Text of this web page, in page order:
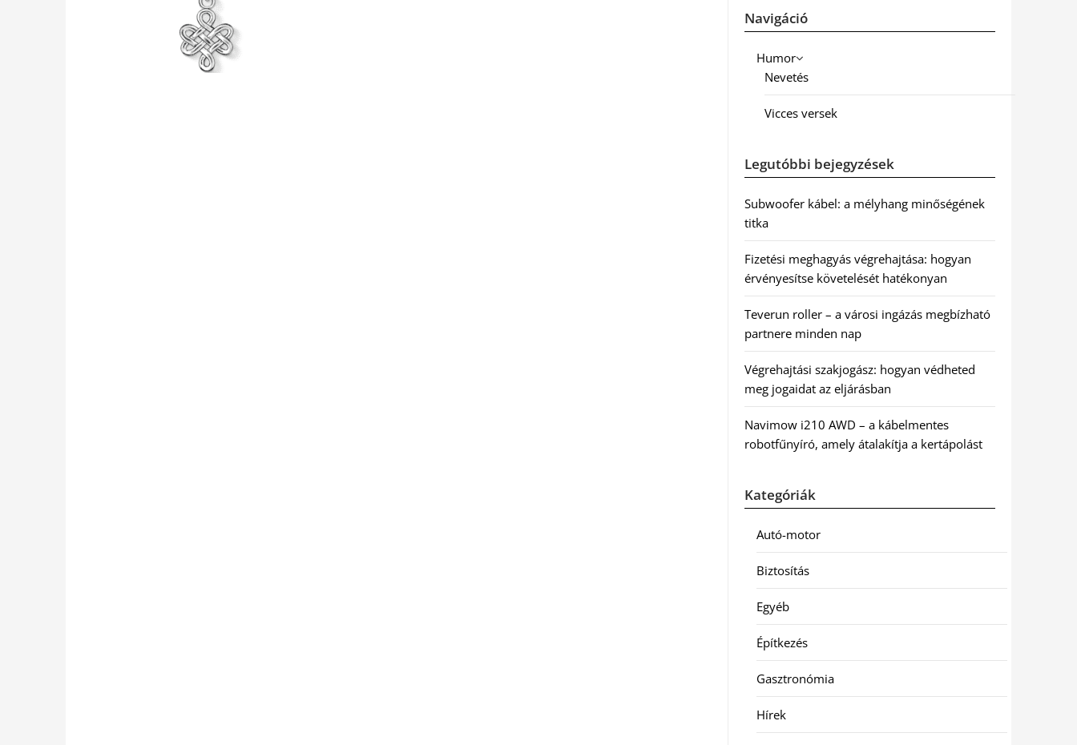
Navigáció
Humor
Nevetés
Vicces versek
Legutóbbi bejegyzések
Subwoofer kábel: a mélyhang minőségének
titka
Fizetési meghagyás végrehajtása: hogyan
érvényesítse követelését hatékonyan
Teverun roller – a városi ingázás megbízható
partnere minden nap
Végrehajtási szakjogász: hogyan védheted
meg jogaidat az eljárásban
Navimow i210 AWD – a kábelmentes
robotfűnyíró, amely átalakítja a kertápolást
Kategóriák
Autó-motor
Biztosítás
Egyéb
Építkezés
Gasztronómia
Hírek